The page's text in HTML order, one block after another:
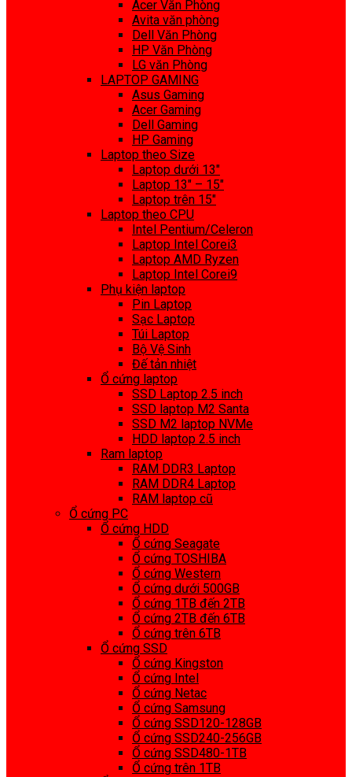
Acer Văn Phòng
Avita văn phòng
Dell Văn Phòng
HP Văn Phòng
LG văn Phòng
LAPTOP GAMING
Asus Gaming
Acer Gaming
Dell Gaming
HP Gaming
Laptop theo Size
Laptop dưới 13″
Laptop 13″ – 15″
Laptop trên 15″
Laptop theo CPU
Intel Pentium/Celeron
Laptop Intel Corei3
Laptop AMD Ryzen
Laptop Intel Corei9
Phụ kiện laptop
Pin Laptop
Sạc Laptop
Túi Laptop
Bộ Vệ Sinh
Đế tản nhiệt
Ổ cứng laptop
SSD Laptop 2.5 inch
SSD laptop M2 Santa
SSD M2 laptop NVMe
HDD laptop 2.5 inch
Ram laptop
RAM DDR3 Laptop
RAM DDR4 Laptop
RAM laptop cũ
Ổ cứng PC
Ổ cứng HDD
Ổ cứng Seagate
Ổ cứng TOSHIBA
Ổ cứng Western
Ổ cứng dưới 500GB
Ổ cứng 1TB đến 2TB
Ổ cứng 2TB đến 6TB
Ổ cứng trên 6TB
Ổ cứng SSD
Ổ cứng Kingston
Ổ cứng Intel
Ổ cứng Netac
Ổ cứng Samsung
Ổ cứng SSD120-128GB
Ổ cứng SSD240-256GB
Ổ cứng SSD480-1TB
Ổ cứng trên 1TB